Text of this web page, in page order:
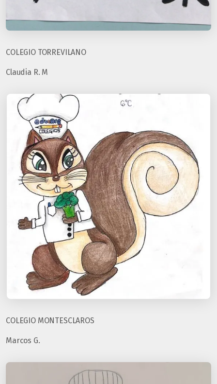
COLEGIO TORREVILANO
Claudia R. M
COLEGIO MONTESCLAROS
Marcos G.